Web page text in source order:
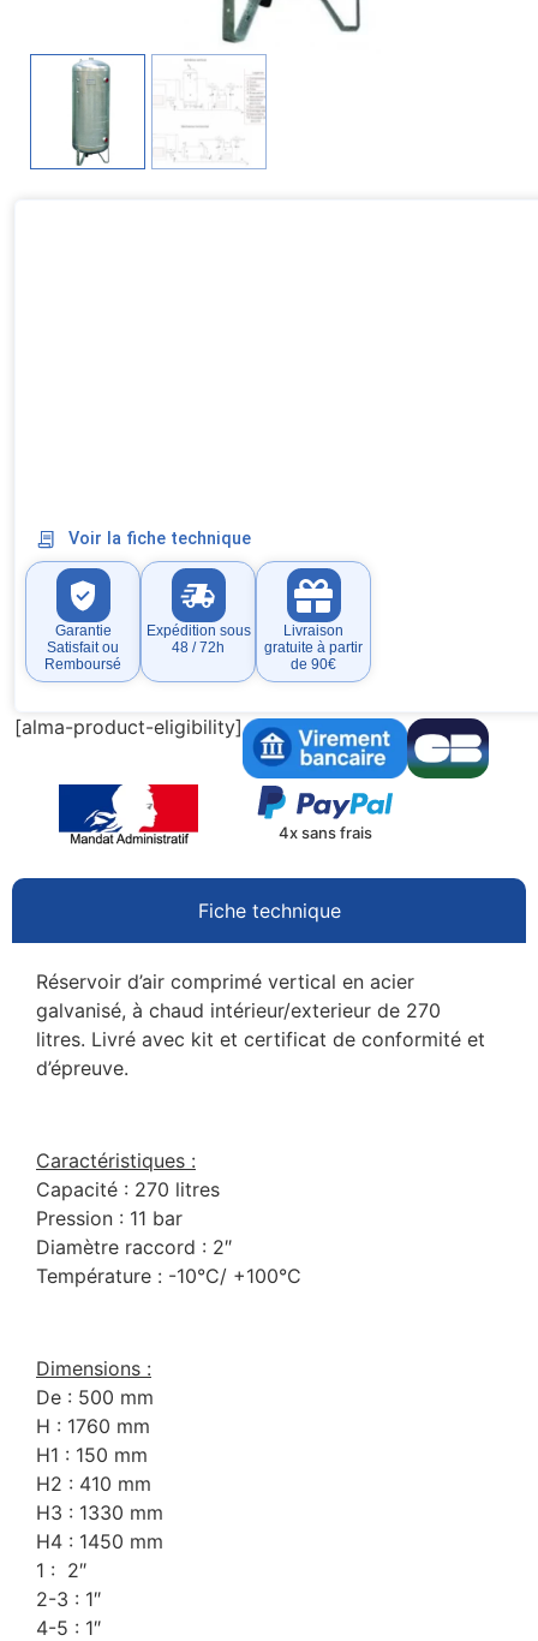
Voir la fiche technique
Garantie
Satisfait ou
Remboursé
Expédition sous
48 / 72h
Livraison
gratuite à partir
de 90€
[alma-product-eligibility]
4x sans frais
Fiche technique
Réservoir d’air comprimé vertical en acier
galvanisé, à chaud intérieur/exterieur de 270
litres. Livré avec kit et certificat de conformité et
d’épreuve.
Caractéristiques :
Capacité : 270 litres
Pression : 11 bar
Diamètre raccord : 2″
Température : -10°C/ +100°C
Dimensions :
De : 500 mm
H : 1760 mm
H1 : 150 mm
H2 : 410 mm
H3 : 1330 mm
H4 : 1450 mm
1 : 2″
2-3 : 1″
4-5 : 1″